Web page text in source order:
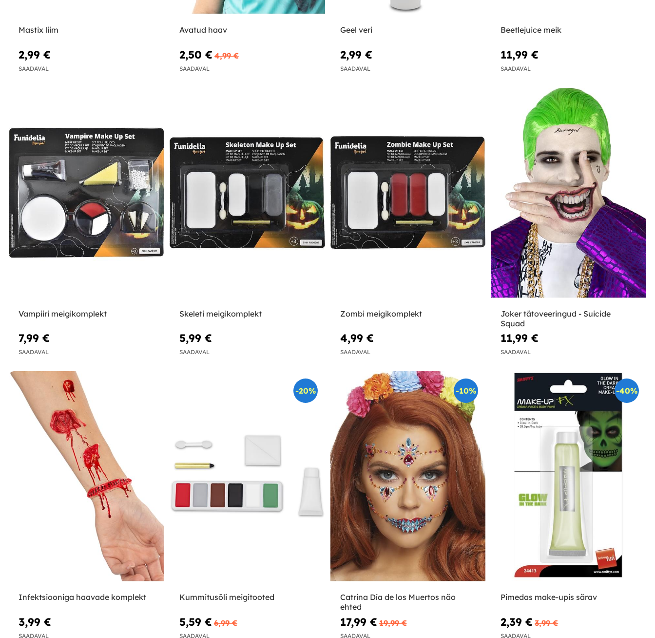
Mastix liim
2,99 €
SAADAVAL
Avatud haav
2,50 € 4,99 €
SAADAVAL
Geel veri
2,99 €
SAADAVAL
Beetlejuice meik
11,99 €
SAADAVAL
Vampiiri meigikomplekt
7,99 €
SAADAVAL
Skeleti meigikomplekt
5,99 €
SAADAVAL
Zombi meigikomplekt
4,99 €
SAADAVAL
Joker tätoveeringud - Suicide
Squad
11,99 €
SAADAVAL
Infektsiooniga haavade komplekt
3,99 €
SAADAVAL
-20%
Kummitusõli meigitooted
5,59 € 6,99 €
SAADAVAL
-10%
Catrina Día de los Muertos näo
ehted
17,99 € 19,99 €
SAADAVAL
-40%
Pimedas make-upis särav
2,39 € 3,99 €
SAADAVAL